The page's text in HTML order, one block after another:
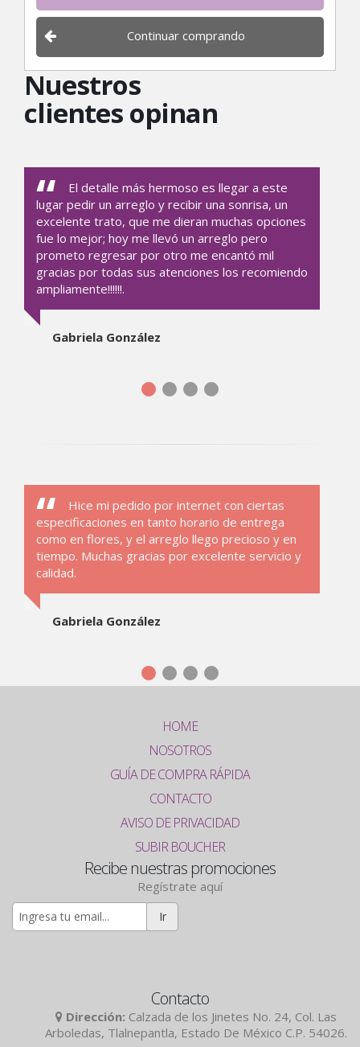
Continuar comprando
Nuestros
clientes opinan
El detalle más hermoso es llegar a este
lugar pedir un arreglo y recibir una sonrisa, un
excelente trato, que me dieran muchas opciones
fue lo mejor; hoy me llevó un arreglo pero
prometo regresar por otro me encantó mil
gracias por todas sus atenciones los recomiendo
ampliamente!!!!!!.
Gabriela González
Hice mi pedido por internet con ciertas
especificaciones en tanto horario de entrega
como en flores, y el arreglo llego precioso y en
tiempo. Muchas gracias por excelente servicio y
calidad.
Gabriela González
HOME
NOSOTROS
GUÍA DE COMPRA RÁPIDA
CONTACTO
AVISO DE PRIVACIDAD
SUBIR BOUCHER
Recibe nuestras promociones
Regístrate aquí
Ir
Contacto
Dirección: Calzada de los Jinetes No. 24, Col. Las
Arboledas, Tlalnepantla, Estado De México C.P. 54026.